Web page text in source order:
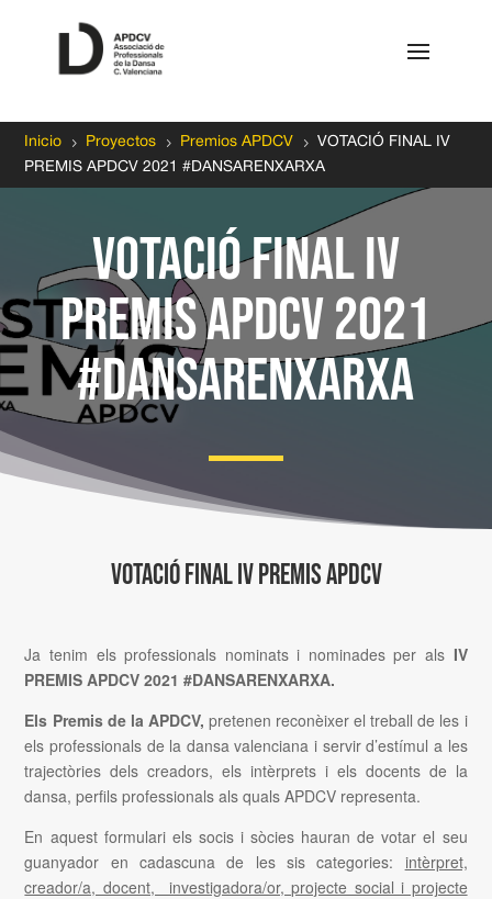
Inicio 5 Proyectos 5 Premios APDCV 5
VOTACIÓ FINAL IV
PREMIS APDCV 2021 #DANSARENXARXA
VOTACIÓ FINAL IV
PREMIS APDCV 2021
#DANSARENXARXA
VOTACIÓ FINAL IV PREMIS APDCV
Ja tenim els professionals nominats i nominades per als IV
PREMIS APDCV 2021 #DANSARENXARXA.
Els Premis de la APDCV, pretenen reconèixer el treball de les i
els professionals de la dansa valenciana i servir d’estímul a les
trajectòries dels creadors, els intèrprets i els docents de la
dansa, perfils professionals als quals APDCV representa.
En aquest formulari els socis i sòcies hauran de votar el seu
guanyador en cadascuna de les sis categories: intèrpret,
creador/a, docent, investigadora/or, projecte social i projecte